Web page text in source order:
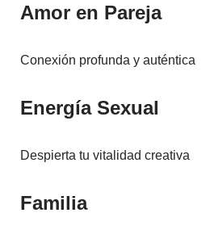
Amor en Pareja
Conexión profunda y auténtica
Energía Sexual
Despierta tu vitalidad creativa
Familia